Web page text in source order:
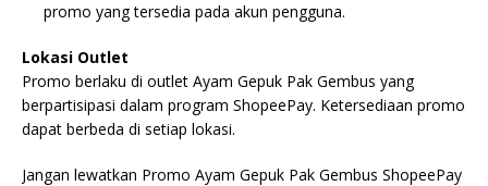
promo yang tersedia pada akun pengguna.
Lokasi Outlet
Promo berlaku di outlet Ayam Gepuk Pak Gembus yang
berpartisipasi dalam program ShopeePay. Ketersediaan promo
dapat berbeda di setiap lokasi.
Jangan lewatkan Promo Ayam Gepuk Pak Gembus ShopeePay